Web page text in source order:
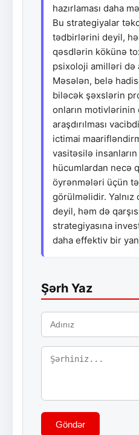
hazırlaması daha
Bu strategiyalar
tədbirlərini deyil,
qəsdlərin kökünə
psixoloji amilləri də
Məsələn, belə
biləcək şəxslərin
onların motivlərinin
araşdırılması
ictimai
vasitəsilə
hücumlardan necə
öyrənmələri üçün
görülməlidir.
deyil, həm də
strategiyasına
daha effektiv bir
Şərh Yaz
Göndər